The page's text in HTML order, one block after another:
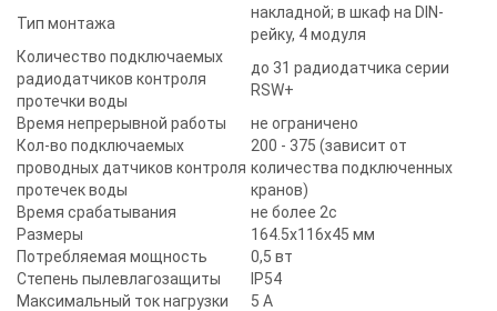
Тип монтажа
накладной; в шкаф на DIN-
рейку, 4 модуля
Количество подключаемых
радиодатчиков контроля
протечки воды
до 31 радиодатчика серии
RSW+
Время непрерывной работы
не ограничено
Кол-во подключаемых
проводных датчиков контроля
протечек воды
200 - 375 (зависит от
количества подключенных
кранов)
Время срабатывания
не более 2с
Размеры
164.5х116х45 мм
Потребляемая мощность
0,5 вт
Степень пылевлагозащиты
IP54
Максимальный ток нагрузки
5 А